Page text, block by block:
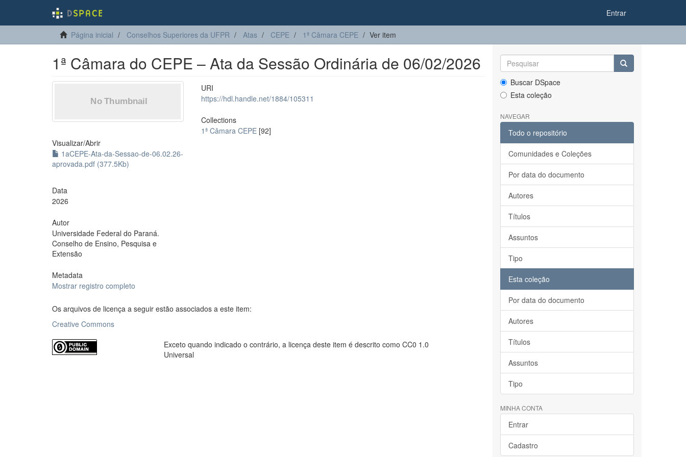
Entrar
Página inicial Conselhos Superiores da UFPR Atas CEPE 1ª Câmara CEPE Ver item
1ª Câmara do CEPE – Ata da Sessão Ordinária de 06/02/2026
Visualizar/Abrir
1aCEPE-Ata-da-Sessao-de-06.02.26-
aprovada.pdf (377.5Kb)
Data
2026
Autor
Universidade Federal do Paraná.
Conselho de Ensino, Pesquisa e
Extensão
Metadata
Mostrar registro completo
URI
https://hdl.handle.net/1884/105311
Collections
1ª Câmara CEPE [92]
Os arquivos de licença a seguir estão associados a este item:
Creative Commons
Exceto quando indicado o contrário, a licença deste item é descrito como CC0 1.0
Universal
Buscar DSpace
Esta coleção
NAVEGAR
Todo o repositório
Comunidades e Coleções
Por data do documento
Autores
Títulos
Assuntos
Tipo
Esta coleção
Por data do documento
Autores
Títulos
Assuntos
Tipo
MINHA CONTA
Entrar
Cadastro